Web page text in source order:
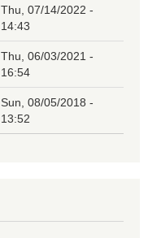
Thu, 07/14/2022 -
14:43
Thu, 06/03/2021 -
16:54
Sun, 08/05/2018 -
13:52